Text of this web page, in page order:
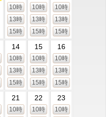
10時
13時
15時
10時
13時
15時
10時
13時
15時
14
10時
13時
15時
15
10時
13時
15時
16
10時
13時
15時
21
10時
22
10時
23
10時